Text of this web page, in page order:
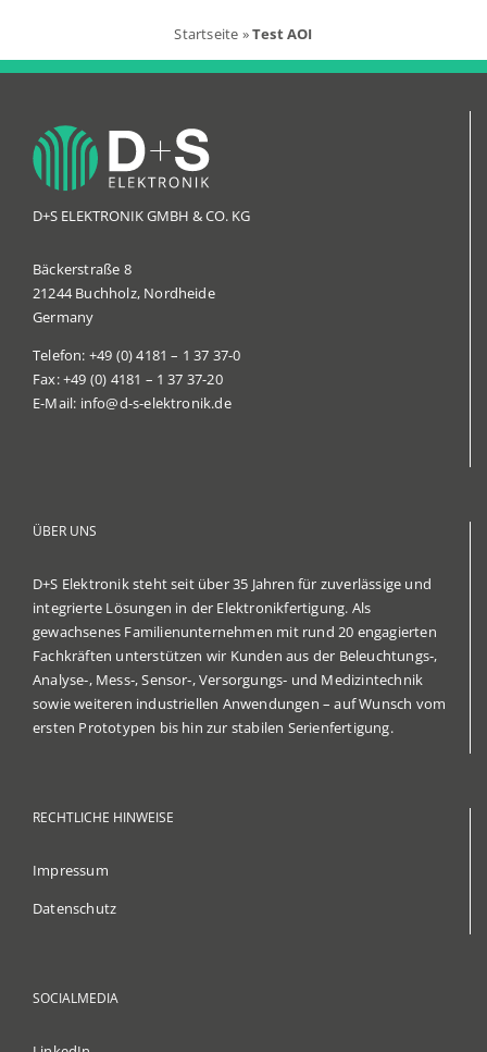
Startseite »Test AOI
D+S ELEKTRONIK GMBH & CO. KG
Bäckerstraße 8
21244 Buchholz, Nordheide
Germany
Telefon: +49 (0) 4181 – 1 37 37-0
Fax:+49 (0) 4181 – 1 37 37-20
E-Mail: info@d-s-elektronik.de
ÜBER UNS
D+S Elektronik steht seit über 35 Jahren für zuverlässige und
integrierte Lösungen in der Elektronikfertigung. Als
gewachsenes Familienunternehmen mit rund 20 engagierten
Fachkräften unterstützen wir Kunden aus der Beleuchtungs‑,
Analyse‑, Mess‑, Sensor‑, Versorgungs‑ und Medizintechnik
sowie weiteren industriellen Anwendungen – auf Wunsch vom
ersten Prototypen bis hin zur stabilen Serienfertigung.
RECHTLICHE HINWEISE
Impressum
Datenschutz
SOCIALMEDIA